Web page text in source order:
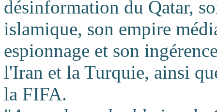
désinformation du Qatar,
islamique, son empire
espionnage et son
l'Iran et la Turquie, ainsi
la FIFA.